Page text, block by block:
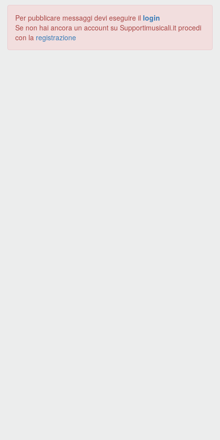
Per pubblicare messaggi devi eseguire il login
Se non hai ancora un account su Supportimusicali.it procedi
con la registrazione